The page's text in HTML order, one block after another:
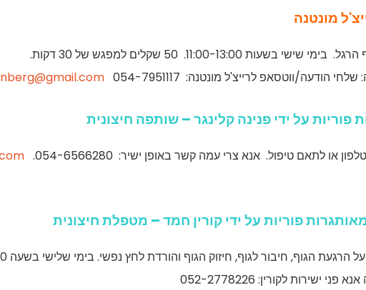
מונטנה
11:00-13:00. 50 שקלים למפגש של 30 דקות.
ווטסאפ לרייצ'ל מונטנה: 054-7951117
פוריות על ידי פנינה קלינגר – שותפה חיצונית
או לתאם טיפול. אנא צרי עמה קשר באופן ישיר: 054-6566280.
פוריות על ידי קורין חמד – מטפלת חיצונית
הגוף, חיבור לגוף, חיזוק הגוף והורדת לחץ נפשי. בימי שלישי בשעה 17:00-21:00
לקורין: 052-2778226